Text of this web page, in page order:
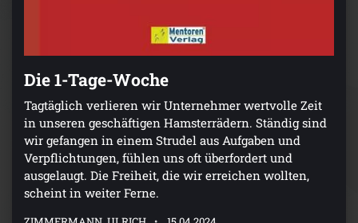
Die 1-Tage-Woche
Tagtäglich verlieren wir Unternehmer wertvolle Zeit
in unseren geschäftigen Hamsterrädern. Ständig sind
wir gefangen in einem Strudel aus Aufgaben und
Verpflichtungen, fühlen uns oft überfordert und
ausgelaugt. Die Freiheit, die wir erreichen wollten,
scheint in weiter Ferne.